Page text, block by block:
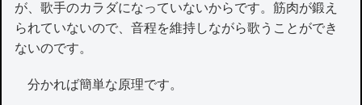
が、歌手のカラダになっていないからです。筋肉が鍛え
られていないので、音程を維持しながら歌うことができ
ないのです。
分かれば簡単な原理です。